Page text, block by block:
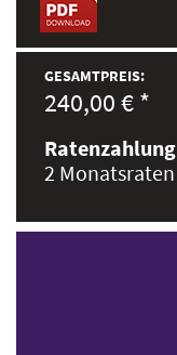
GESAMTPREIS:
240,00 € *
2 Monatsraten